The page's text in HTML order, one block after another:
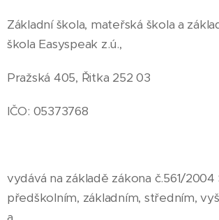
Základní škola, mateřská škola a
škola Easyspeak z.ú.,
Pražská 405, Řitka 252 03
IČO: 05373768
vydává na základě zákona č.561/2004
předškolním, základním, středním,